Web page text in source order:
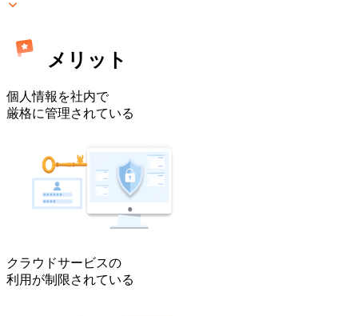
メリット
個人情報を社内で
厳格に管理されている
クラウドサービスの
利用が制限されている